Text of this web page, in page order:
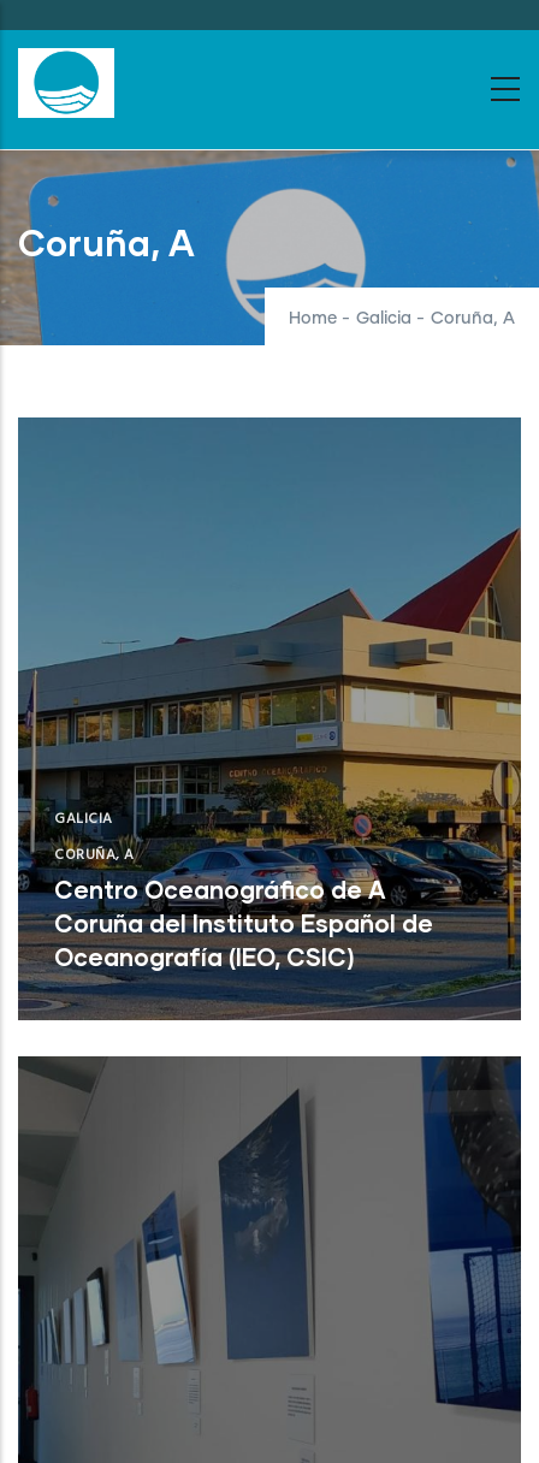
to
main
content
Coruña, A
Home - Galicia - Coruña, A
GALICIA
CORUÑA, A
Centro Oceanográfico de A
Coruña del Instituto Español de
Oceanografía (IEO, CSIC)
Centro Oceanográfico de A Coruña del
Instituto Español de Oceanografía (IEO,
CSIC)